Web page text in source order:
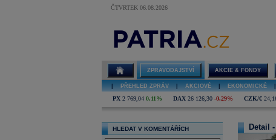
ČTVRTEK 06.08.2026
ZPRAVODAJSTVÍ AKCIE & FONDY
PŘEHLED ZPRÁV AKCIOVÉ EKONOMICKÉ
PX 2 769,04 0,11% DAX 26 126,30 -0,29% CZK/€
HLEDAT V KOMENTÁŘÍCH Detail